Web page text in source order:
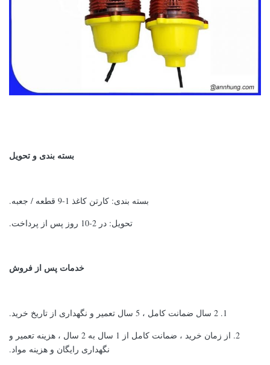
بسته بندی و تحویل
بسته بندی: کارتن کاغذ 1-9 قطعه / جعبه.
تحویل: در 2-10 روز پس از پرداخت.
خدمات پس از فروش
1. 2 سال ضمانت کامل ، 5 سال تعمیر و نگهداری از تاریخ خرید.
2. از زمان خرید ، ضمانت کامل از 1 سال به 2 سال ، هزینه تعمیر و
نگهداری رایگان و هزینه مواد.